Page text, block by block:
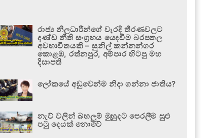
රාජ්‍ය නිලධාරීන්ගේ වැරදි තීරණවලට
දණ්ඩ නීති සංග්‍රහය යෙදවීම බරපතල
අවභාවිතයකි – සුනිල් කන්නන්ගර
කොළඹ, රත්නපුර, අම්පාර හිටපු මහ
දිසාපති
ලෝකයේ අඩුවෙන්ම නිදා ගන්නා ජාතිය?
නැව් වලින් බහලුම් මුහුදට පෙරලීම සුළු
පටු දෙයක් නොවේ